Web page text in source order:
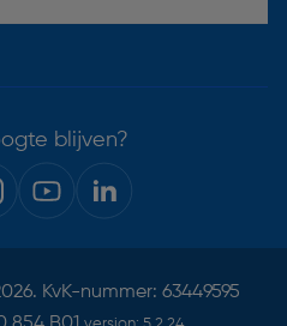
blijven?
KvK-nummer: 63449595